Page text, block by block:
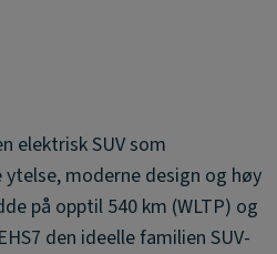
elektrisk SUV som
moderne design og høy
på opptil 540 km (WLTP) og
den ideelle familien SUV-